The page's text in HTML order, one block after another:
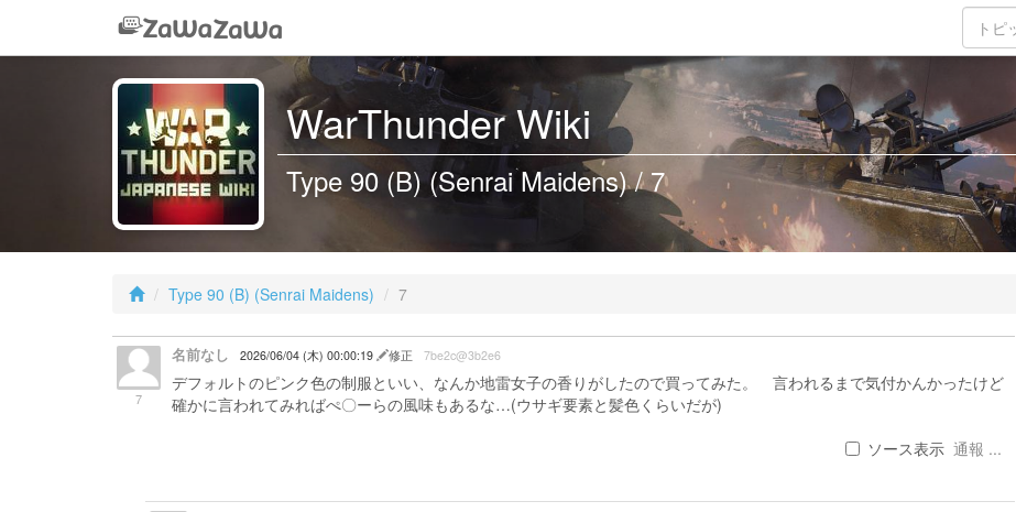
WarThunder Wiki
Type 90 (B) (Senrai Maidens) / 7
Type 90 (B) (Senrai Maidens) 7
7
名前なし 2026/06/04 (木) 00:00:19 修正 7be2c@3b2e6
デフォルトのピンク色の制服といい、なんか地雷女子の香りがしたので買ってみた。 言われるまで気付かんかったけど
確かに言われてみればぺ〇ーらの風味もあるな…(ウサギ要素と髪色くらいだが)
ソース表示 通報 ...